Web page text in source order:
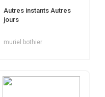
Autres instants Autres
jours
muriel bothier